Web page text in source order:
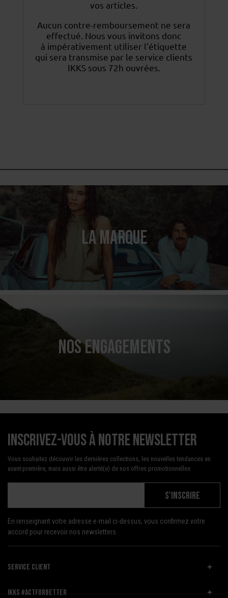
vos articles.
Aucun contre-remboursement ne sera
effectué. Nous vous invitons donc
à impérativement utiliser l’étiquette
qui sera transmise par le service clients
IKKS sous 72h ouvrées.
LA MARQUE
NOS ENGAGEMENTS
Inscrivez-vous à notre newsletter
Vous souhaitez découvrir les dernières collections, les nouvelles tendances en
avant-première, mais aussi être alerté(e) de nos offres promotionnelles
S'INSCRIRE
En renseignant votre adresse e-mail ci-dessus, vous confirmez votre
accord pour recevoir nos newsletters.
SERVICE CLIENT
IKKS #ACTFORBETTER